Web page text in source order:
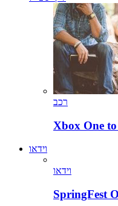
רכב
Xbox One
וידאו
וידאו
SpringFest